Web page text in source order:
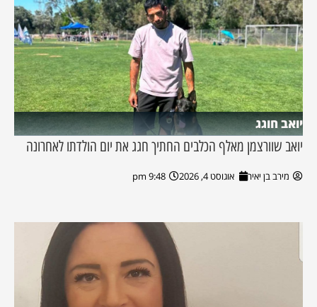
יואב חוגג
יואב שוורצמן מאלף הכלבים החתיך חגג את יום הולדתו לאחרונה
מירב בן יאיר אוגוסט 4, 2026 9:48 pm